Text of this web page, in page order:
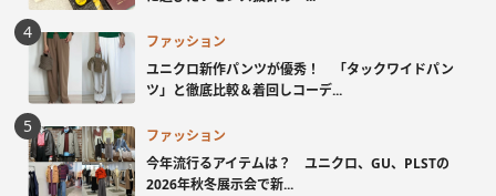
ファッション
ユニクロ新作パンツが優秀！ 「タックワイドパン
ツ」と徹底比較＆着回しコーデ...
ファッション
今年流行るアイテムは？ ユニクロ、GU、PLSTの
2026年秋冬展示会で新...